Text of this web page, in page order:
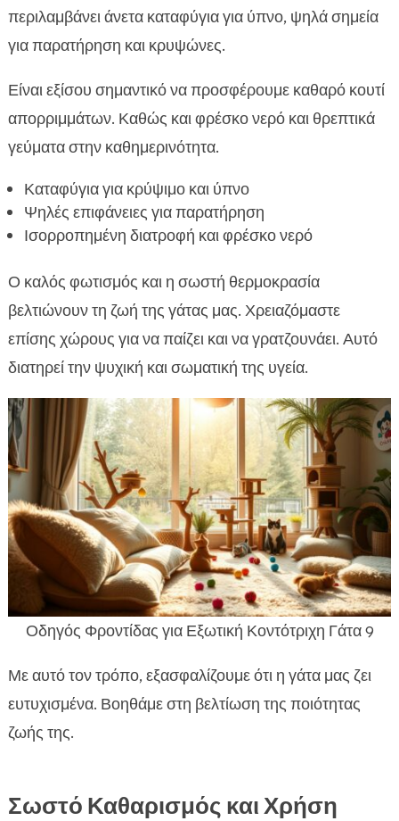
περιλαμβάνει άνετα καταφύγια για ύπνο, ψηλά σημεία
για παρατήρηση και κρυψώνες.
Είναι εξίσου σημαντικό να προσφέρουμε καθαρό κουτί
απορριμμάτων. Καθώς και φρέσκο νερό και θρεπτικά
γεύματα στην καθημερινότητα.
Καταφύγια για κρύψιμο και ύπνο
Ψηλές επιφάνειες για παρατήρηση
Ισορροπημένη διατροφή και φρέσκο νερό
Ο καλός φωτισμός και η σωστή θερμοκρασία
βελτιώνουν τη ζωή της γάτας μας. Χρειαζόμαστε
επίσης χώρους για να παίζει και να γρατζουνάει. Αυτό
διατηρεί την ψυχική και σωματική της υγεία.
Οδηγός Φροντίδας για Εξωτική Κοντότριχη Γάτα 9
Με αυτό τον τρόπο, εξασφαλίζουμε ότι η γάτα μας ζει
ευτυχισμένα. Βοηθάμε στη βελτίωση της ποιότητας
ζωής της.
Σωστό Καθαρισμός και Χρήση